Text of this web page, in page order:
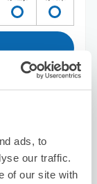
ads, to
our traffic.
of our site with